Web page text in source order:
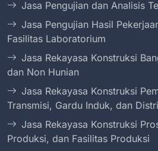
Jasa Pengujian dan Analisis
Jasa Pengujian Hasil
Fasilitas Laboratorium
Jasa Rekayasa Konstruksi
dan Non Hunian
Jasa Rekayasa Konstruksi
Transmisi, Gardu Induk, dan
Jasa Rekayasa Konstruksi
Produksi, dan Fasilitas Produksi